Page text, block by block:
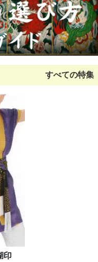
ました。
た。
を掲載しました。
ました。
しこ ろまん
衣秋冬コレクション
た。
を掲載しました。
した。
を掲載しました。
を掲載しました。
すべての特集
印